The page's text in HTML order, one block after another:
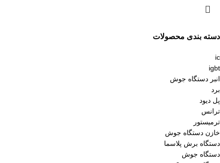
دسته بندی محصولات
ic
igbt
انبر دستگاه جوش
برد
پل دیود
ترانس
ترمیستور
خازن دستگاه جوش
دستگاه برش پلاسما
دستگاه جوش